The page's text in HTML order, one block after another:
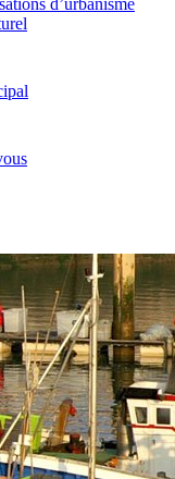
d’urbanisme